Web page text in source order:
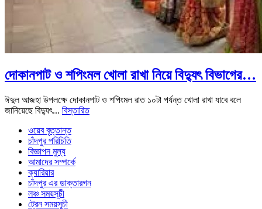
দোকানপাট ও শপিংমল খোলা রাখা নিয়ে বিদ্যুৎ বিভাগের…
ঈদুল আজহা উপলক্ষে দোকানপাট ও শপিংমল রাত ১০টা পর্যন্ত খোলা রাখা যাবে বলে
জানিয়েছে বিদ্যুৎ... বিস্তারিত
ওয়েব বৃত্তান্ত
চাঁদপুর পরিচিতি
বিজ্ঞাপন মুল্য
আমাদের সম্পর্কে
ক্যারিয়ার
চাঁদপুর এর ডাক্তারগন
লঞ্চ সময়সূচী
ট্রেন সময়সূচী